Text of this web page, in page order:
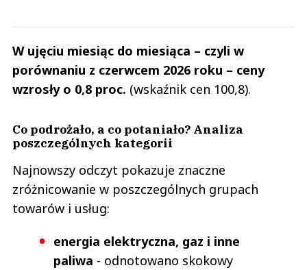
W ujęciu miesiąc do miesiąca – czyli w
porównaniu z czerwcem 2026 roku – ceny
wzrosły o 0,8 proc. (wskaźnik cen 100,8).
Co podrożało, a co potaniało? Analiza
poszczególnych kategorii
Najnowszy odczyt pokazuje znaczne
zróżnicowanie w poszczególnych grupach
towarów i usług:
energia elektryczna, gaz i inne
paliwa - odnotowano skokowy